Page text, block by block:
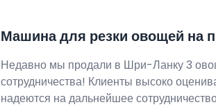
Машина для резки овощей на
Недавно мы продали в Шри-Ланку 3
сотрудничества! Клиенты высоко
надеются на дальнейшее